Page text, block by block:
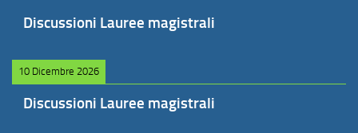
Discussioni Lauree magistrali
10 Dicembre 2026
Discussioni Lauree magistrali